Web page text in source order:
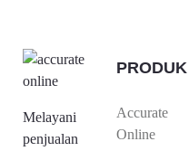
Melayani
penjualan
PRODUK
Accurate
Online